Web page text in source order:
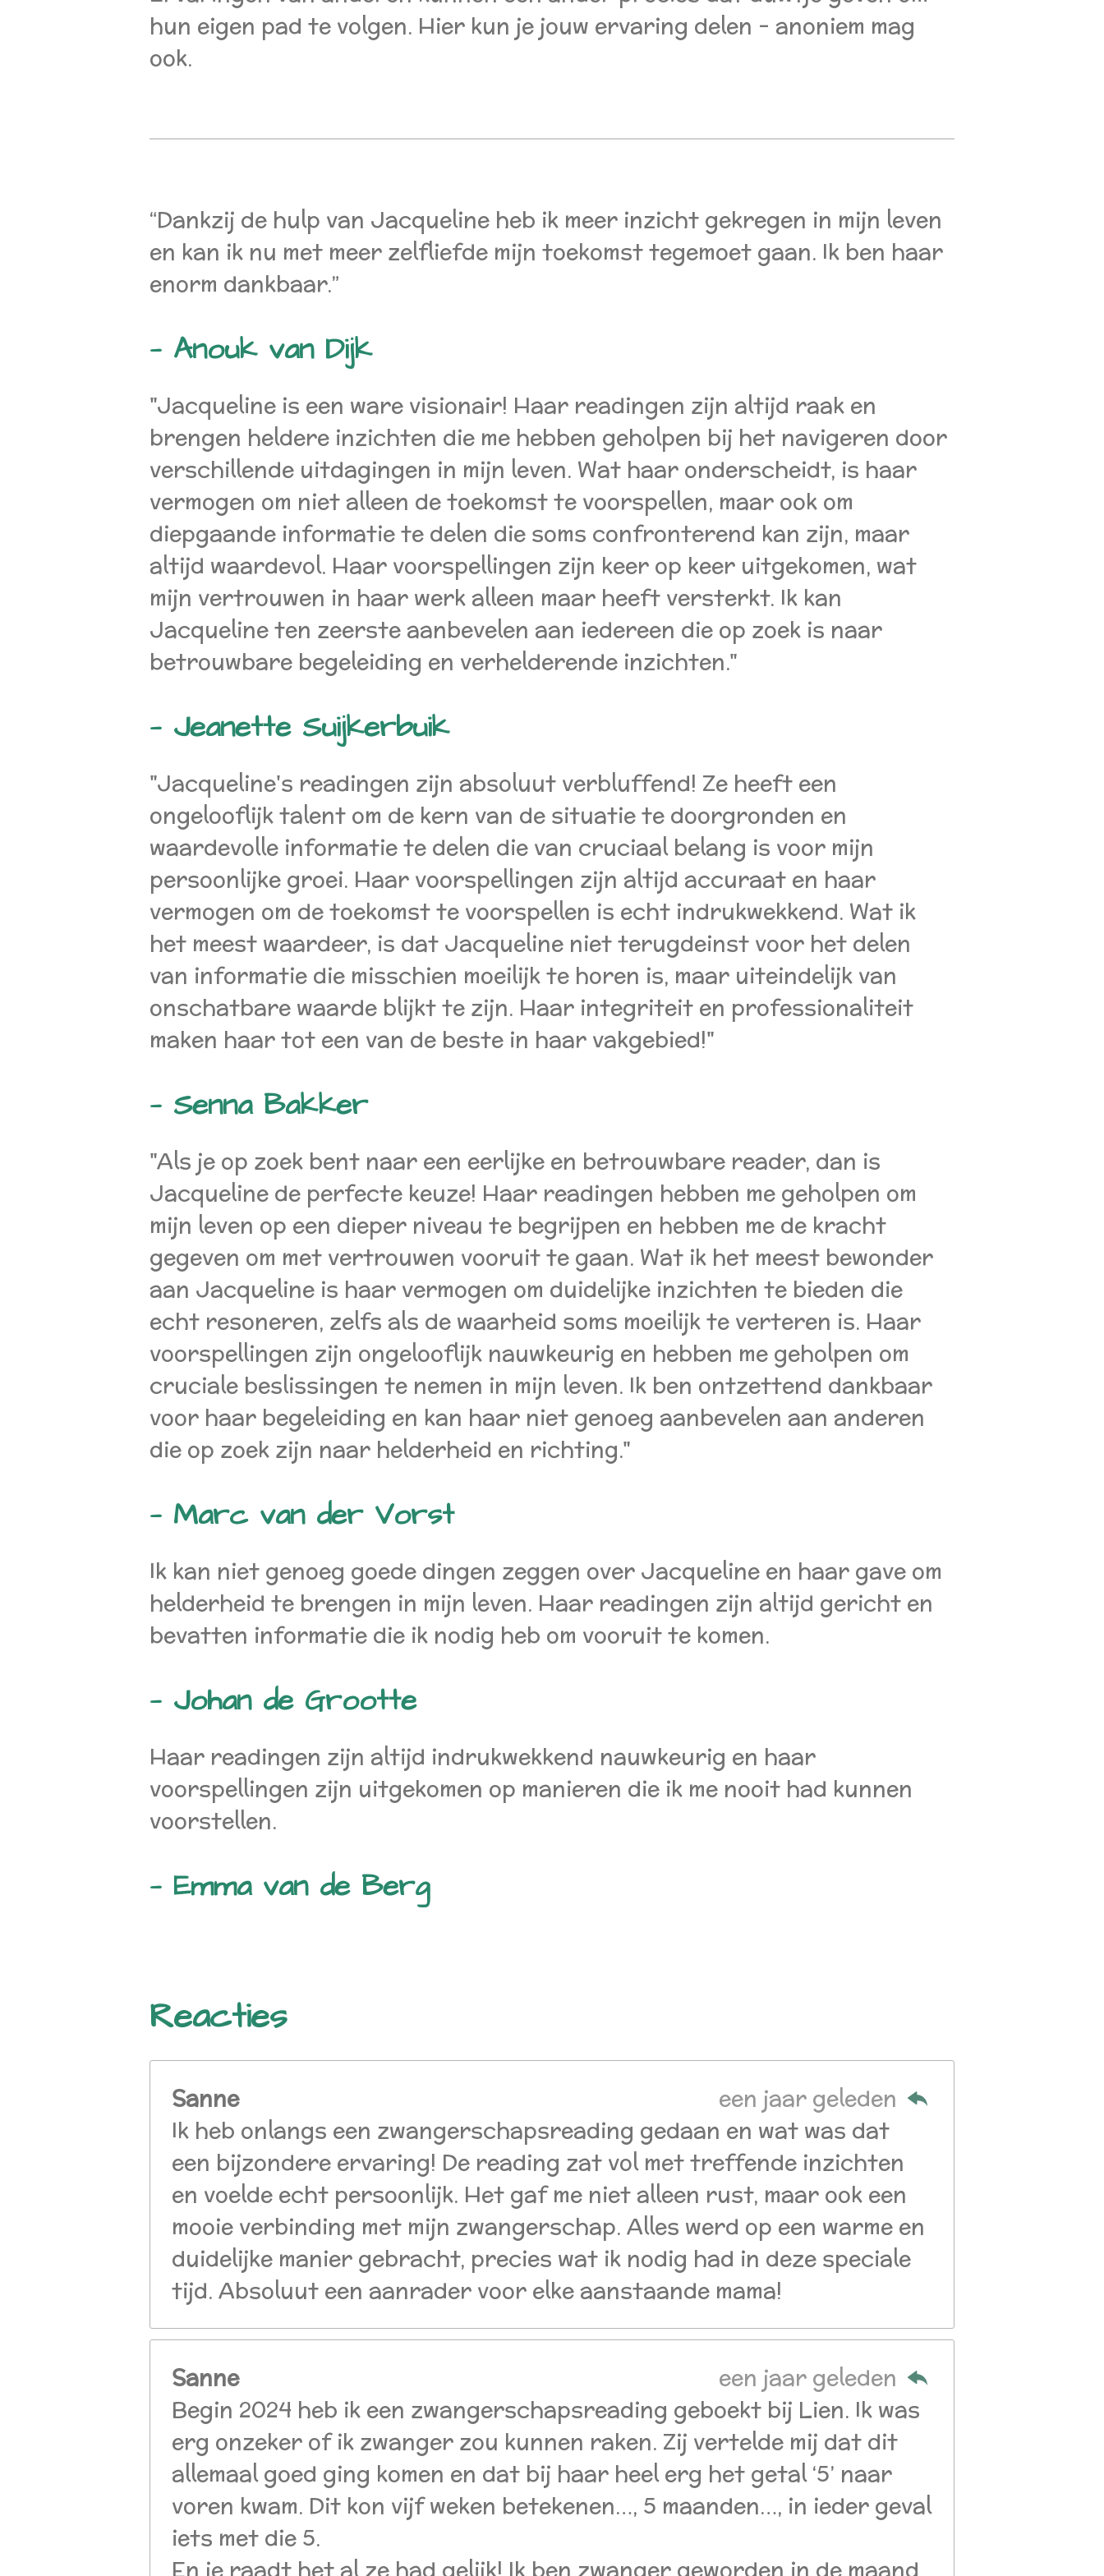
hun eigen pad te volgen. Hier kun je jouw ervaring delen – anoniem mag
ook.
“Dankzij de hulp van Jacqueline heb ik meer inzicht gekregen in mijn leven
en kan ik nu met meer zelfliefde mijn toekomst tegemoet gaan. Ik ben haar
enorm dankbaar.”
— Anouk van Dijk
"Jacqueline is een ware visionair! Haar readingen zijn altijd raak en
brengen heldere inzichten die me hebben geholpen bij het navigeren door
verschillende uitdagingen in mijn leven. Wat haar onderscheidt, is haar
vermogen om niet alleen de toekomst te voorspellen, maar ook om
diepgaande informatie te delen die soms confronterend kan zijn, maar
altijd waardevol. Haar voorspellingen zijn keer op keer uitgekomen, wat
mijn vertrouwen in haar werk alleen maar heeft versterkt. Ik kan
Jacqueline ten zeerste aanbevelen aan iedereen die op zoek is naar
betrouwbare begeleiding en verhelderende inzichten."
— Jeanette Suijkerbuik
"Jacqueline's readingen zijn absoluut verbluffend! Ze heeft een
ongelooflijk talent om de kern van de situatie te doorgronden en
waardevolle informatie te delen die van cruciaal belang is voor mijn
persoonlijke groei. Haar voorspellingen zijn altijd accuraat en haar
vermogen om de toekomst te voorspellen is echt indrukwekkend. Wat ik
het meest waardeer, is dat Jacqueline niet terugdeinst voor het delen
van informatie die misschien moeilijk te horen is, maar uiteindelijk van
onschatbare waarde blijkt te zijn. Haar integriteit en professionaliteit
maken haar tot een van de beste in haar vakgebied!"
— Senna Bakker
"Als je op zoek bent naar een eerlijke en betrouwbare reader, dan is
Jacqueline de perfecte keuze! Haar readingen hebben me geholpen om
mijn leven op een dieper niveau te begrijpen en hebben me de kracht
gegeven om met vertrouwen vooruit te gaan. Wat ik het meest bewonder
aan Jacqueline is haar vermogen om duidelijke inzichten te bieden die
echt resoneren, zelfs als de waarheid soms moeilijk te verteren is. Haar
voorspellingen zijn ongelooflijk nauwkeurig en hebben me geholpen om
cruciale beslissingen te nemen in mijn leven. Ik ben ontzettend dankbaar
voor haar begeleiding en kan haar niet genoeg aanbevelen aan anderen
die op zoek zijn naar helderheid en richting."
— Marc van der Vorst
Ik kan niet genoeg goede dingen zeggen over Jacqueline en haar gave om
helderheid te brengen in mijn leven. Haar readingen zijn altijd gericht en
bevatten informatie die ik nodig heb om vooruit te komen.
— Johan de Grootte
Haar readingen zijn altijd indrukwekkend nauwkeurig en haar
voorspellingen zijn uitgekomen op manieren die ik me nooit had kunnen
voorstellen.
— Emma van de Berg
Reacties
Sanne
een jaar geleden
Ik heb onlangs een zwangerschapsreading gedaan en wat was dat
een bijzondere ervaring! De reading zat vol met treffende inzichten
en voelde echt persoonlijk. Het gaf me niet alleen rust, maar ook een
mooie verbinding met mijn zwangerschap. Alles werd op een warme en
duidelijke manier gebracht, precies wat ik nodig had in deze speciale
tijd. Absoluut een aanrader voor elke aanstaande mama!
Sanne
een jaar geleden
Begin 2024 heb ik een zwangerschapsreading geboekt bij Lien. Ik was
erg onzeker of ik zwanger zou kunnen raken. Zij vertelde mij dat dit
allemaal goed ging komen en dat bij haar heel erg het getal ‘5’ naar
voren kwam. Dit kon vijf weken betekenen…, 5 maanden…, in ieder geval
iets met die 5.
En je raadt het al ze had gelijk! Ik ben zwanger geworden in de maand